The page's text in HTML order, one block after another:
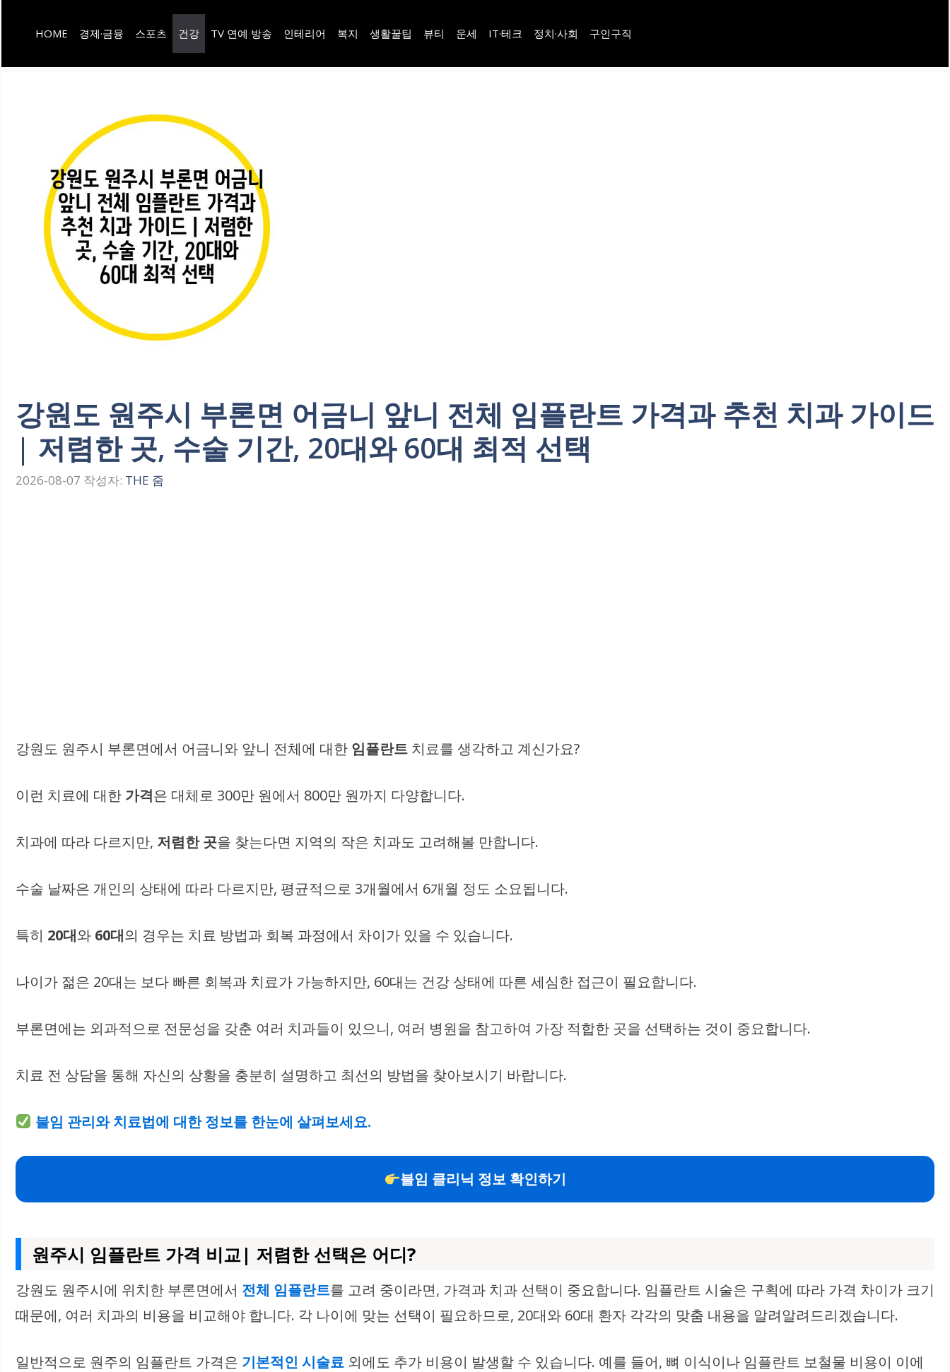
츠
HOME 경제·금융 스포츠 건강 TV 연예 방송 인테리어 복지 생활꿀팁 뷰티 운세 IT·테크 정치·사회 구인구직
강원도 원주시 부론면 어금니 앞니 전체 임플란트 가격과 추천 치과 가이드
| 저렴한 곳, 수술 기간, 20대와 60대 최적 선택
2026-08-07 작성자: THE 줌
강원도 원주시 부론면에서 어금니와 앞니 전체에 대한 임플란트 치료를 생각하고 계신가요?
이런 치료에 대한 가격은 대체로 300만 원에서 800만 원까지 다양합니다.
치과에 따라 다르지만, 저렴한 곳을 찾는다면 지역의 작은 치과도 고려해볼 만합니다.
수술 날짜은 개인의 상태에 따라 다르지만, 평균적으로 3개월에서 6개월 정도 소요됩니다.
특히 20대와 60대의 경우는 치료 방법과 회복 과정에서 차이가 있을 수 있습니다.
나이가 젊은 20대는 보다 빠른 회복과 치료가 가능하지만, 60대는 건강 상태에 따른 세심한 접근이 필요합니다.
부론면에는 외과적으로 전문성을 갖춘 여러 치과들이 있으니, 여러 병원을 참고하여 가장 적합한 곳을 선택하는 것이 중요합니다.
치료 전 상담을 통해 자신의 상황을 충분히 설명하고 최선의 방법을 찾아보시기 바랍니다.
불임 관리와 치료법에 대한 정보를 한눈에 살펴보세요.
불임 클리닉 정보 확인하기
원주시 임플란트 가격 비교| 저렴한 선택은 어디?
강원도 원주시에 위치한 부론면에서 전체 임플란트를 고려 중이라면, 가격과 치과 선택이 중요합니다. 임플란트 시술은 구획에 따라 가격 차이가 크기
때문에, 여러 치과의 비용을 비교해야 합니다. 각 나이에 맞는 선택이 필요하므로, 20대와 60대 환자 각각의 맞춤 내용을 알려알려드리겠습니다.
일반적으로 원주의 임플란트 가격은 기본적인 시술료 외에도 추가 비용이 발생할 수 있습니다. 예를 들어, 뼈 이식이나 임플란트 보철물 비용이 이에